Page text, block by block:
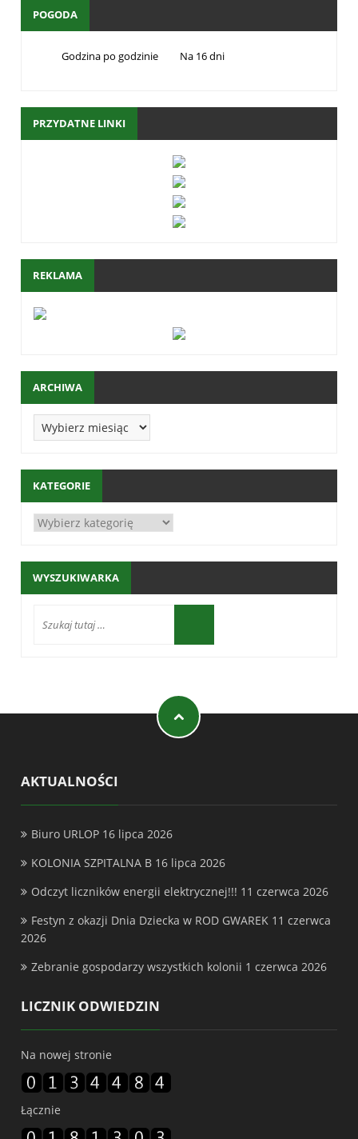
POGODA
Godzina po godzinie Na 16 dni
PRZYDATNE LINKI
REKLAMA
ARCHIWA
KATEGORIE
WYSZUKIWARKA
AKTUALNOŚCI
Biuro URLOP 16 lipca 2026
KOLONIA SZPITALNA B 16 lipca 2026
Odczyt liczników energii elektrycznej!!! 11 czerwca 2026
Festyn z okazji Dnia Dziecka w ROD GWAREK 11 czerwca
2026
Zebranie gospodarzy wszystkich kolonii 1 czerwca 2026
LICZNIK ODWIEDZIN
Na nowej stronie
Łącznie